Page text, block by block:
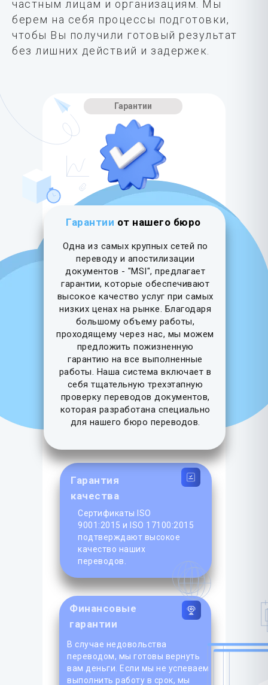
частным лицам и организациям. Мы
берем на себя процессы подготовки,
чтобы Вы получили готовый результат
без лишних действий и задержек.
Гарантия
качества
Финансовые
гарантии
Сертификаты ISO
9001:2015 и ISO 17100:2015
подтверждают высокое
качество наших
переводов.
В случае недовольства
переводом, мы готовы вернуть
вам деньги. Если мы не успеваем
выполнить работу в срок, мы
Гарантии от нашего бюро
Одна из самых крупных сетей по
переводу и апостилизации
документов - "MSI", предлагает
гарантии, которые обеспечивают
высокое качество услуг при самых
низких ценах на рынке. Благодаря
большому объему работы,
проходящему через нас, мы можем
предложить пожизненную
гарантию на все выполненные
работы. Наша система включает в
себя тщательную трехэтапную
проверку переводов документов,
которая разработана специально
для нашего бюро переводов.
Гарантии